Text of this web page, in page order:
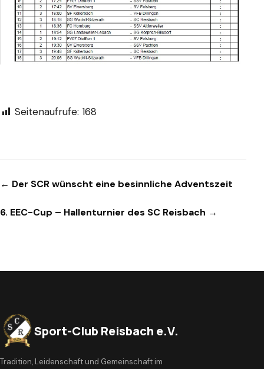
Seitenaufrufe: 168
Beitragsnavigation
← Der SCR wünscht eine besinnliche Adventszeit
6. EEC-Cup – Hallenturnier des SC Reisbach →
Sport-Club Reisbach e.V.
Tradition, Leidenschaft und Gemeinschaft im